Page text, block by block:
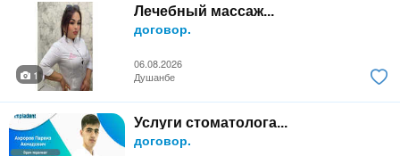
Лечебный массаж...
договор.
06.08.2026
1
Душанбе
Услуги стоматолога...
договор.